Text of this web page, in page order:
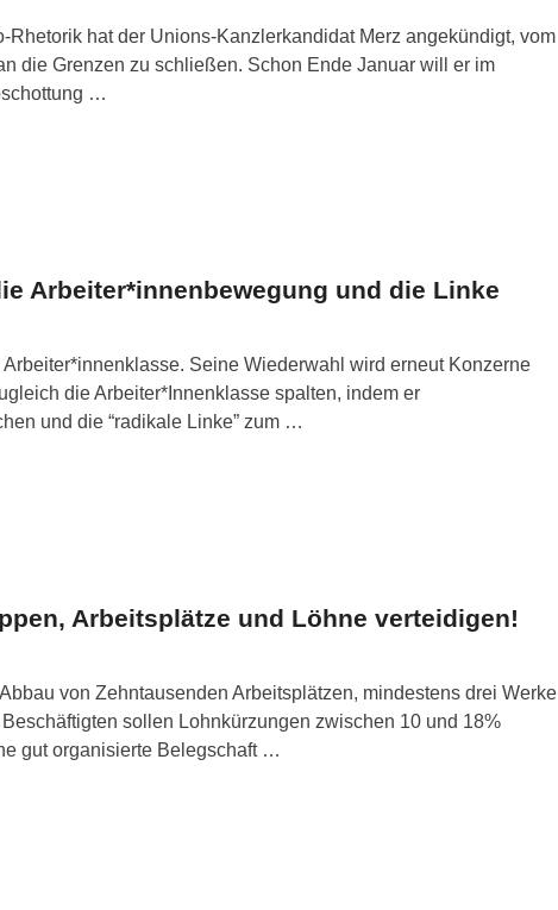
Rhetorik hat der Unions-Kanzlerkandidat Merz angekündigt, vom
die Grenzen zu schließen. Schon Ende Januar will er im
…
Arbeiter*innenbewegung und die Linke
Seine Wiederwahl wird erneut Konzerne
die Arbeiter*Innenklasse spalten, indem er
und die “radikale Linke” zum …
Arbeitsplätze und Löhne verteidigen!
von Zehntausenden Arbeitsplätzen, mindestens drei Werke
sollen Lohnkürzungen zwischen 10 und 18%
gut organisierte Belegschaft …